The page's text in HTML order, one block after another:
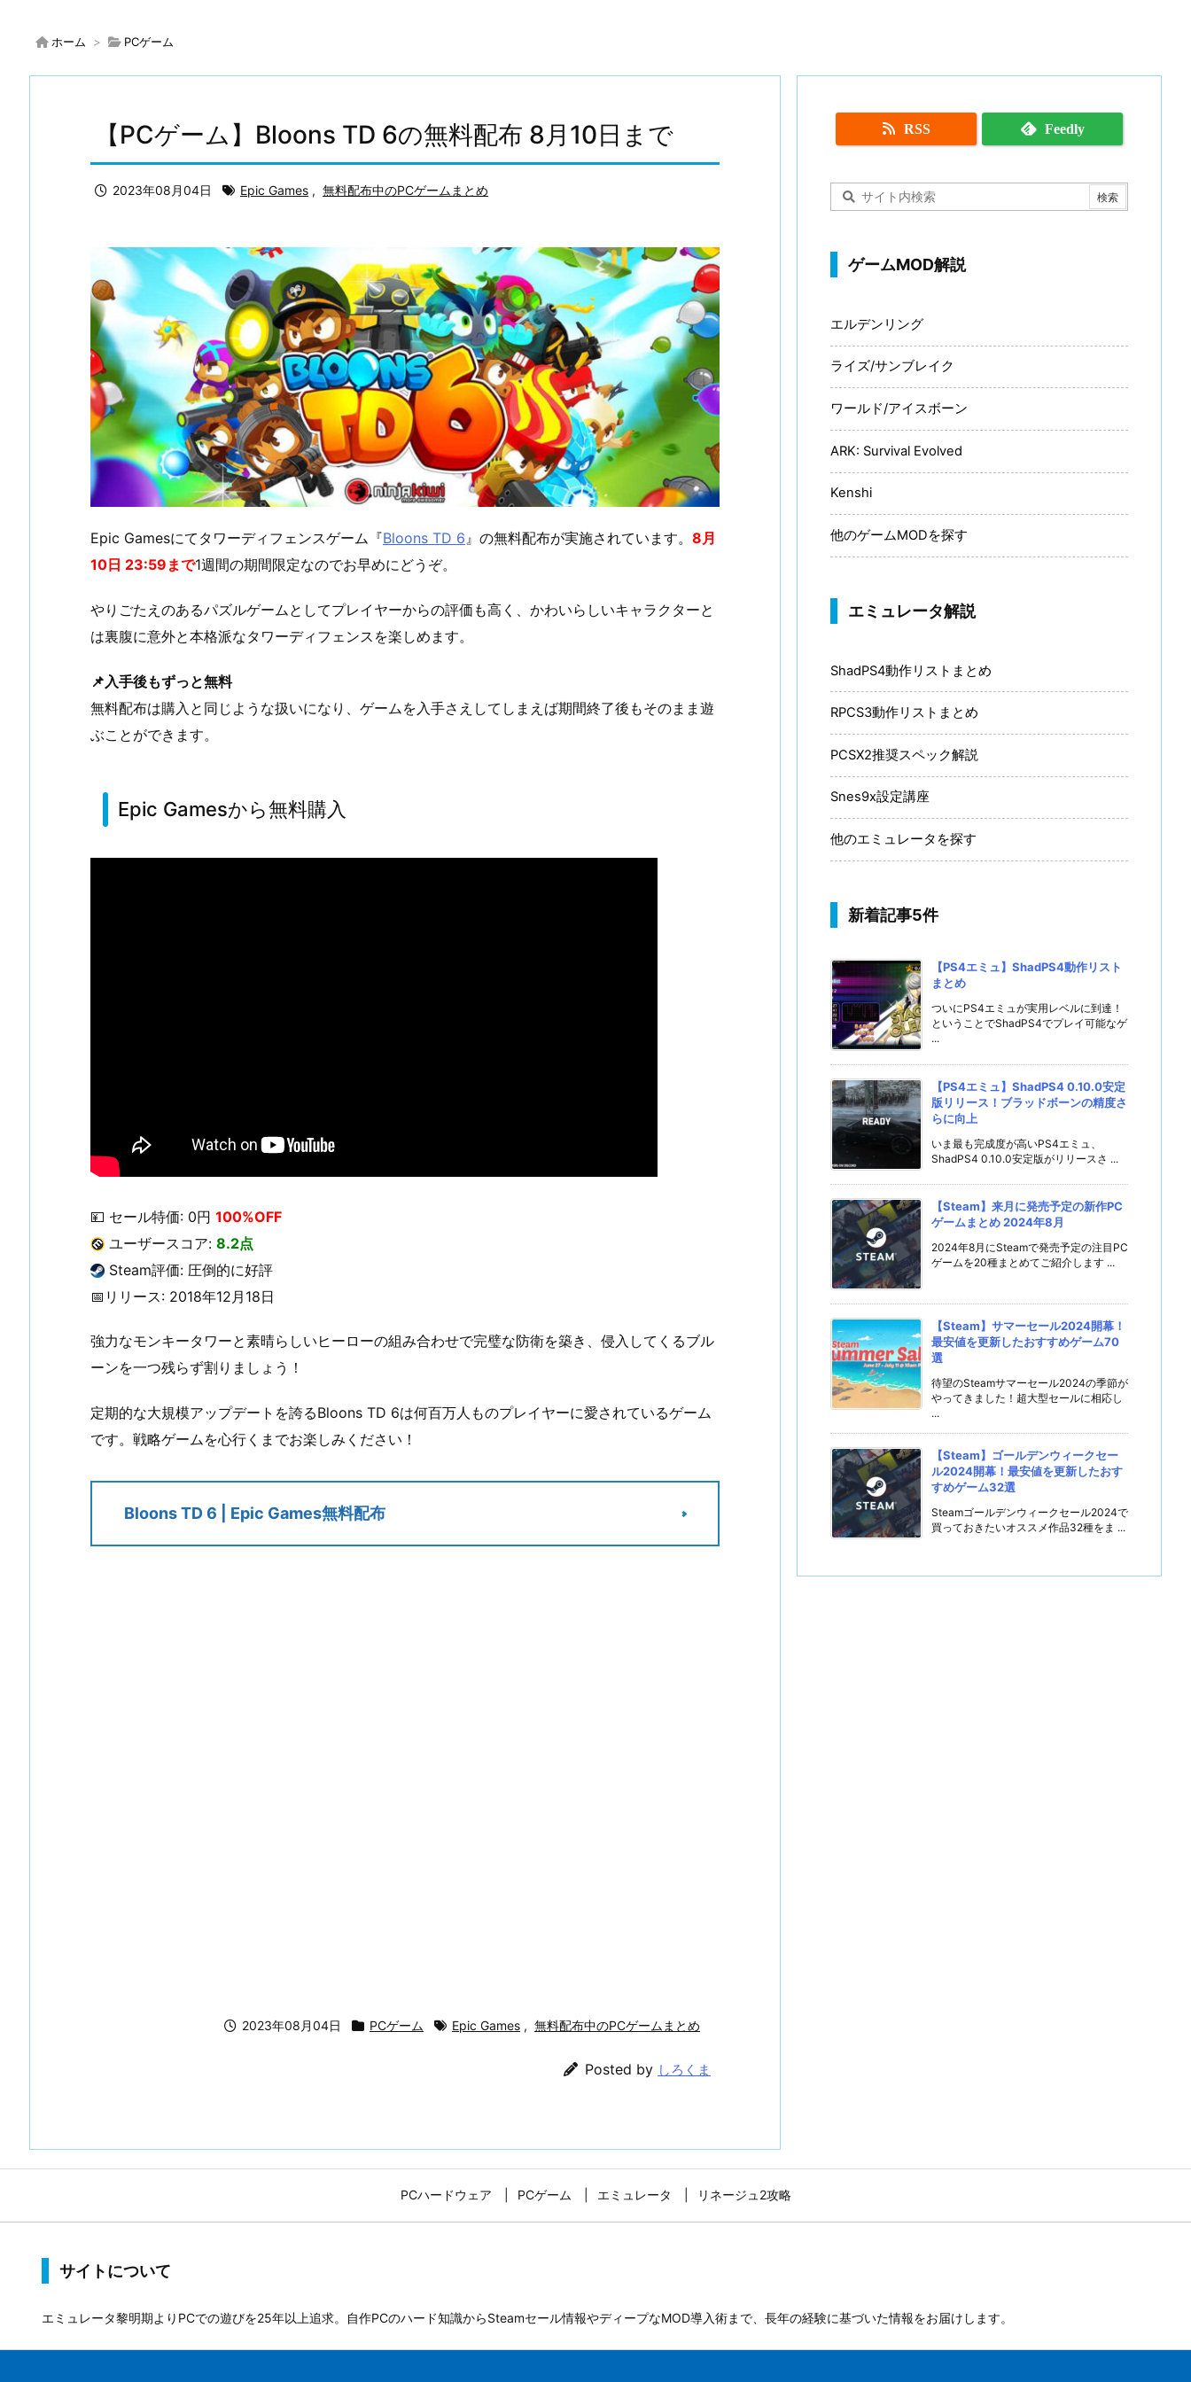
ホーム > PCゲーム
【PCゲーム】Bloons TD 6の無料配布 8月10日まで
2023年08月04日 Epic Games , 無料配布中のPCゲームまとめ
Epic Gamesにてタワーディフェンスゲーム『Bloons TD 6』の無料配布が実施されています。 8月
10日 23:59まで1週間の期間限定なのでお早めにどうぞ。
やりごたえのあるパズルゲームとしてプレイヤーからの評価も高く、かわいらしいキャラクターと
は裏腹に意外と本格派なタワーディフェンスを楽しめます。
📌入手後もずっと無料
無料配布は購入と同じような扱いになり、ゲームを入手さえしてしまえば期間終了後もそのまま遊
ぶことができます。
Epic Gamesから無料購入
💴 セール特価: 0円 100%OFF
ユーザースコア: 8.2点
Steam評価: 圧倒的に好評
📅リリース: 2018年12月18日
強力なモンキータワーと素晴らしいヒーローの組み合わせで完璧な防衛を築き、侵入してくるブル
ーンを一つ残らず割りましょう！
定期的な大規模アップデートを誇るBloons TD 6は何百万人ものプレイヤーに愛されているゲーム
です。戦略ゲームを心行くまでお楽しみください！
Bloons TD 6 | Epic Games無料配布
2023年08月04日 PCゲーム Epic Games , 無料配布中のPCゲームまとめ
Posted by しろくま
RSS Feedly
ゲームMOD解説
エルデンリング
ライズ/サンブレイク
ワールド/アイスボーン
ARK: Survival Evolved
Kenshi
他のゲームMODを探す
エミュレータ解説
ShadPS4動作リストまとめ
RPCS3動作リストまとめ
PCSX2推奨スペック解説
Snes9x設定講座
他のエミュレータを探す
新着記事5件
【PS4エミュ】ShadPS4動作リスト
まとめ
ついにPS4エミュが実用レベルに到達！
ということでShadPS4でプレイ可能なゲ
...
【PS4エミュ】ShadPS4 0.10.0安定
版リリース！ブラッドボーンの精度さ
らに向上
いま最も完成度が高いPS4エミュ、
ShadPS4 0.10.0安定版がリリースさ ...
【Steam】来月に発売予定の新作PC
ゲームまとめ 2024年8月
2024年8月にSteamで発売予定の注目PC
ゲームを20種まとめてご紹介します ...
【Steam】サマーセール2024開幕！
最安値を更新したおすすめゲーム70
選
待望のSteamサマーセール2024の季節が
やってきました！超大型セールに相応し
...
【Steam】ゴールデンウィークセー
ル2024開幕！最安値を更新したおす
すめゲーム32選
Steamゴールデンウィークセール2024で
買っておきたいオススメ作品32種をま ...
PCハードウェア PCゲーム エミュレータ リネージュ2攻略
サイトについて
エミュレータ黎明期よりPCでの遊びを25年以上追求。自作PCのハード知識からSteamセール情報やディープなMOD導入術まで、長年の経験に基づいた情報をお届けします。